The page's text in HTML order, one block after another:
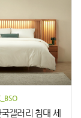
갤러리 침대 세